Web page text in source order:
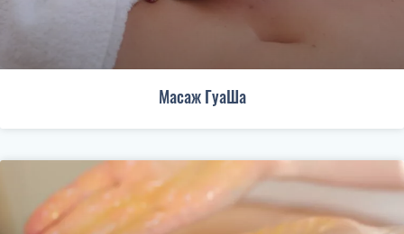
Масаж ГуаШа